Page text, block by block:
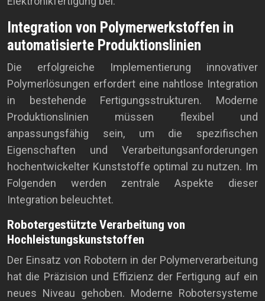
Integration von Polymerwerkstoffen in
automatisierte Produktionslinien
Die erfolgreiche Implementierung innovativer
Polymerlösungen erfordert eine nahtlose Integration
in bestehende Fertigungsstrukturen. Moderne
Produktionslinien müssen flexibel und
anpassungsfähig sein, um die spezifischen
Eigenschaften und Verarbeitungsanforderungen
hochentwickelter Kunststoffe optimal zu nutzen. Im
Folgenden werden zentrale Aspekte dieser
Integration beleuchtet.
Robotergestützte Verarbeitung von
Hochleistungskunststoffen
Der Einsatz von Robotern in der Polymerverarbeitung
hat die Präzision und Effizienz der Fertigung auf ein
neues Niveau gehoben. Moderne Robotersysteme